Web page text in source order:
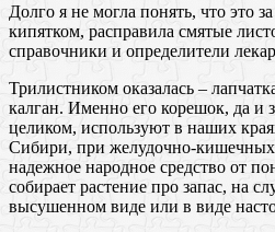
Долго я не могла понять, что это
кипятком, расправила смятые
справочники и определители
Трилистником оказалась –
калган. Именно его корешок, да и
целиком, используют в наших
Сибири, при желудочно-кишечных
надежное народное средство от
собирает растение про запас, на
высушенном виде или в виде